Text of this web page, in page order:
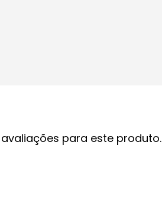
para este produto.